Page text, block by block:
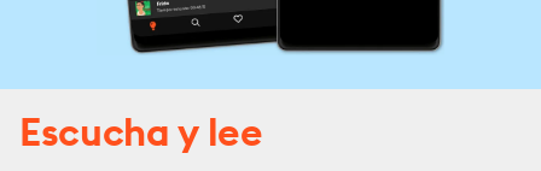
Escucha y lee